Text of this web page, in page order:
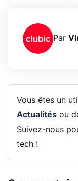
Par
Vous êtes un
Actualitésou
Suivez-nous
tech !